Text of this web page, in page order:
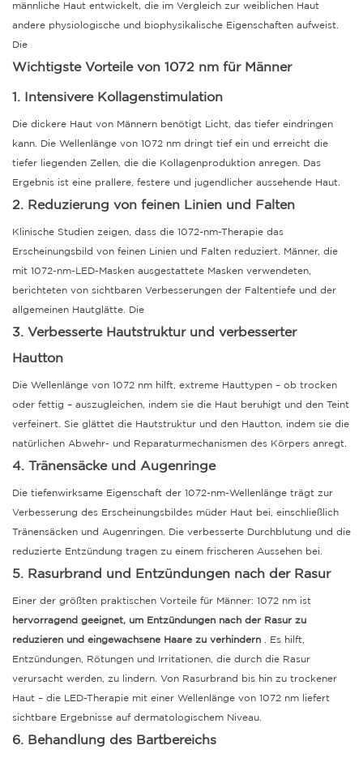
männliche Haut entwickelt, die im Vergleich zur weiblichen Haut
andere physiologische und biophysikalische Eigenschaften aufweist.
Die
Wichtigste Vorteile von 1072 nm für Männer
1. Intensivere Kollagenstimulation
Die dickere Haut von Männern benötigt Licht, das tiefer eindringen
kann. Die Wellenlänge von 1072 nm dringt tief ein und erreicht die
tiefer liegenden Zellen, die die Kollagenproduktion anregen. Das
Ergebnis ist eine prallere, festere und jugendlicher aussehende Haut.
2. Reduzierung von feinen Linien und Falten
Klinische Studien zeigen, dass die 1072-nm-Therapie das
Erscheinungsbild von feinen Linien und Falten reduziert. Männer, die
mit 1072-nm-LED-Masken ausgestattete Masken verwendeten,
berichteten von sichtbaren Verbesserungen der Faltentiefe und der
allgemeinen Hautglätte. Die
3. Verbesserte Hautstruktur und verbesserter
Hautton
Die Wellenlänge von 1072 nm hilft, extreme Hauttypen – ob trocken
oder fettig – auszugleichen, indem sie die Haut beruhigt und den Teint
verfeinert. Sie glättet die Hautstruktur und den Hautton, indem sie die
natürlichen Abwehr- und Reparaturmechanismen des Körpers anregt.
4. Tränensäcke und Augenringe
Die tiefenwirksame Eigenschaft der 1072-nm-Wellenlänge trägt zur
Verbesserung des Erscheinungsbildes müder Haut bei, einschließlich
Tränensäcken und Augenringen. Die verbesserte Durchblutung und die
reduzierte Entzündung tragen zu einem frischeren Aussehen bei.
5. Rasurbrand und Entzündungen nach der Rasur
Einer der größten praktischen Vorteile für Männer: 1072 nm ist
hervorragend geeignet, um Entzündungen nach der Rasur zu
reduzieren und eingewachsene Haare zu verhindern . Es hilft,
Entzündungen, Rötungen und Irritationen, die durch die Rasur
verursacht werden, zu lindern. Von Rasurbrand bis hin zu trockener
Haut – die LED-Therapie mit einer Wellenlänge von 1072 nm liefert
sichtbare Ergebnisse auf dermatologischem Niveau.
6. Behandlung des Bartbereichs